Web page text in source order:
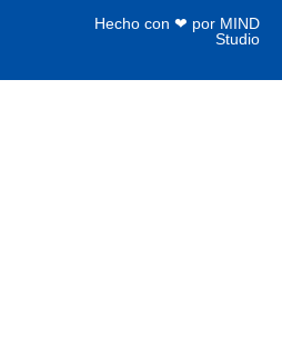
Hecho con ❤ por MIND
Studio